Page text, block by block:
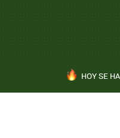
HOY SE